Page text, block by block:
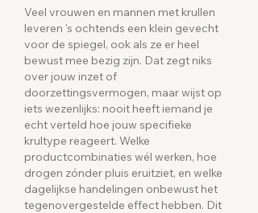
Veel vrouwen en mannen met krullen
leveren 's ochtends een klein gevecht
voor de spiegel, ook als ze er heel
bewust mee bezig zijn. Dat zegt niks
over jouw inzet of
doorzettingsvermogen, maar wijst op
iets wezenlijks: nooit heeft iemand je
echt verteld hoe jouw specifieke
krultype reageert. Welke
productcombinaties wél werken, hoe
drogen zónder pluis eruitziet, en welke
dagelijkse handelingen onbewust het
tegenovergestelde effect hebben. Dit